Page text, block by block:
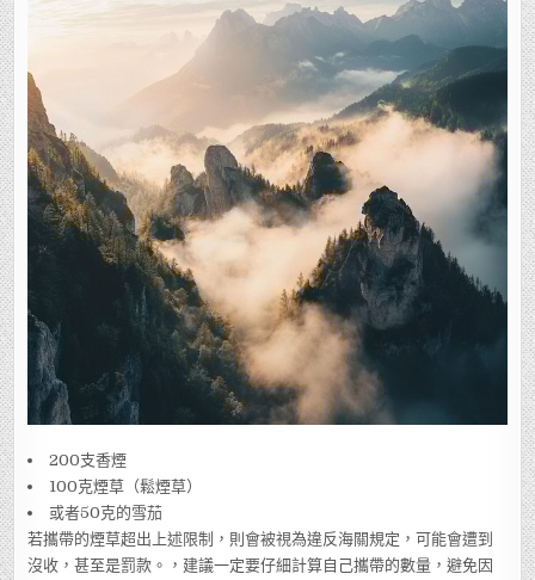
200支香煙
100克煙草（鬆煙草）
或者50克的雪茄
若攜帶的煙草超出上述限制，則會被視為違反海關規定，可能會遭到
沒收，甚至是罰款。，建議一定要仔細計算自己攜帶的數量，避免因